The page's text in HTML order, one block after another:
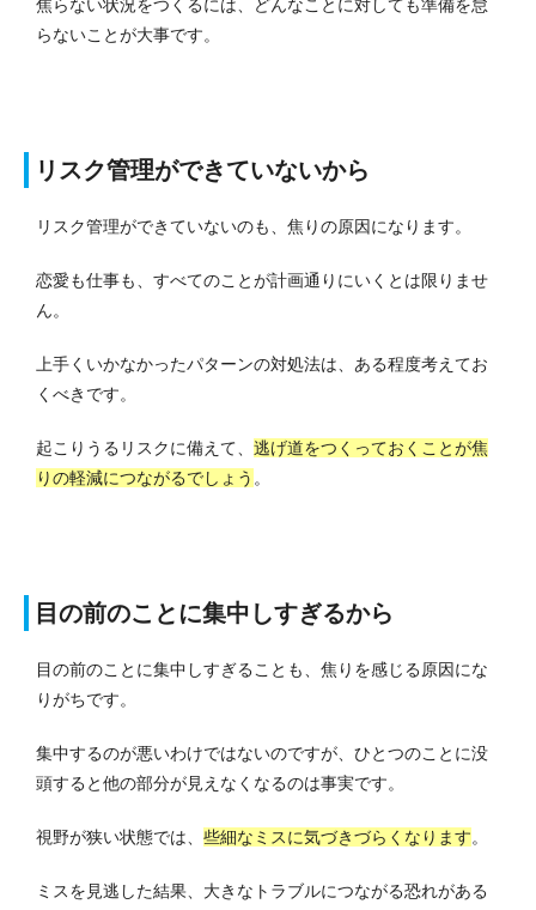
焦らない状況をつくるには、どんなことに対しても準備を怠
らないことが大事です。
リスク管理ができていないから
リスク管理ができていないのも、焦りの原因になります。
恋愛も仕事も、すべてのことが計画通りにいくとは限りませ
ん。
上手くいかなかったパターンの対処法は、ある程度考えてお
くべきです。
起こりうるリスクに備えて、 逃げ道をつくっておくことが焦
りの軽減につながるでしょう 。
目の前のことに集中しすぎるから
目の前のことに集中しすぎることも、焦りを感じる原因にな
りがちです。
集中するのが悪いわけではないのですが、ひとつのことに没
頭すると他の部分が見えなくなるのは事実です。
視野が狭い状態では、 些細なミスに気づきづらくなります。
ミスを見逃した結果、大きなトラブルにつながる恐れがある